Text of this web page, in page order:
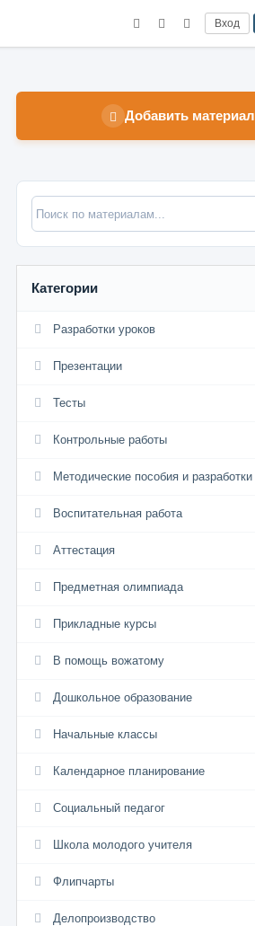
Вход
Добавить материал
Категории
Разработки уроков
Презентации
Тесты
Контрольные работы
Методические пособия и разработки
Воспитательная работа
Аттестация
Предметная олимпиада
Прикладные курсы
В помощь вожатому
Дошкольное образование
Начальные классы
Календарное планирование
Социальный педагог
Школа молодого учителя
Флипчарты
Делопроизводство